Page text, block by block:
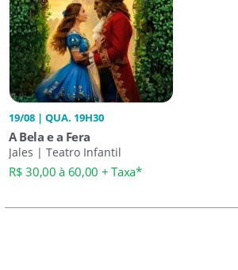
19/08 | QUA. 19H30
A Bela e a Fera
Jales | Teatro Infantil
R$ 30,00 à 60,00 + Taxa*